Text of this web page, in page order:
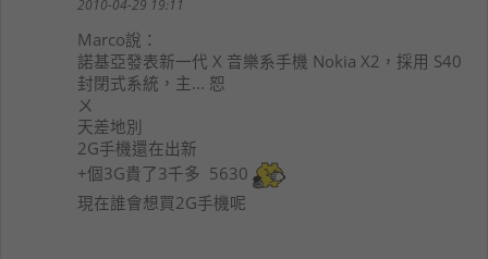
2010-04-29 19:11
Marco說：
諾基亞發表新一代 X 音樂系手機 Nokia X2，採用 S40
封閉式系統，主... 恕
ㄨ
天差地別
2G手機還在出新
+個3G貴了3千多 5630
現在誰會想買2G手機呢